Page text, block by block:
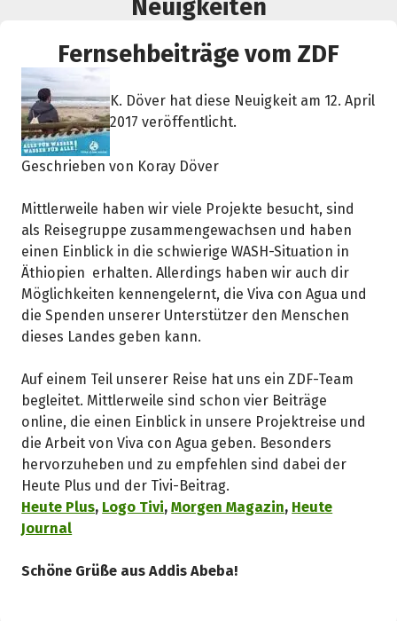
Neuigkeiten
Fernsehbeiträge vom ZDF
K. Döver hat diese Neuigkeit am 12. April
2017 veröffentlicht.
Geschrieben von Koray Döver
Mittlerweile haben wir viele Projekte besucht, sind
als Reisegruppe zusammengewachsen und haben
einen Einblick in die schwierige WASH-Situation in
Äthiopien erhalten. Allerdings haben wir auch dir
Möglichkeiten kennengelernt, die Viva con Agua und
die Spenden unserer Unterstützer den Menschen
dieses Landes geben kann.
Auf einem Teil unserer Reise hat uns ein ZDF-Team
begleitet. Mittlerweile sind schon vier Beiträge
online, die einen Einblick in unsere Projektreise und
die Arbeit von Viva con Agua geben. Besonders
hervorzuheben und zu empfehlen sind dabei der
Heute Plus und der Tivi-Beitrag.
Heute Plus, Logo Tivi,Morgen Magazin, Heute
Journal
Schöne Grüße aus Addis Abeba!